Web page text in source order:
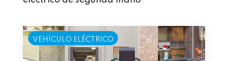
VEHÍCULO ELÉCTRICO